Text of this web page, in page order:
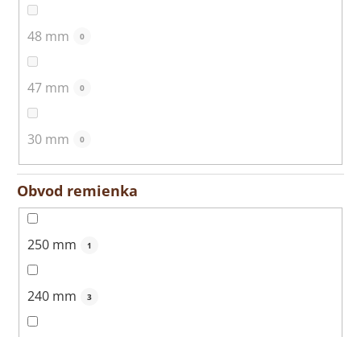
48 mm 0
47 mm 0
30 mm 0
Obvod remienka
250 mm 1
240 mm 3